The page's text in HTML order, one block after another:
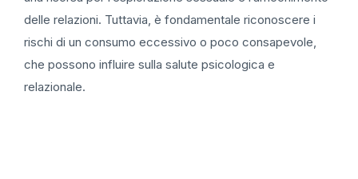
delle relazioni. Tuttavia, è fondamentale riconoscere i
rischi di un consumo eccessivo o poco consapevole,
che possono influire sulla salute psicologica e
relazionale.